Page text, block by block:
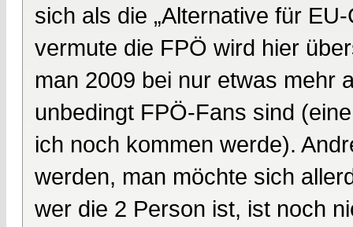
sich als die „Alternative für
vermute die FPÖ wird hier
man 2009 bei nur etwas mehr
unbedingt FPÖ-Fans sind
ich noch kommen werde).
werden, man möchte sich
wer die 2 Person ist, ist noch